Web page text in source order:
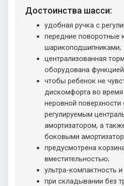
Достоинства шасси:
удобная ручка с
передние поворотные
шарикоподшипниками;
централизованная
оборудована
чтобы ребенок не
дискомфорта во
неровной
регулируемым
амортизатором, а
боковыми
предусмотрена
вместительностью;
ультра-компактность и
при складывании без